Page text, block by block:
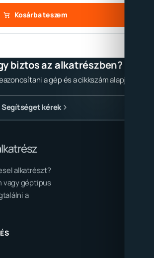
Kosárba teszem
biztos az alkatrészben?
a gép és a cikkszám alapján.
Segítséget kérek
alkatrészt?
vagy géptípus
a